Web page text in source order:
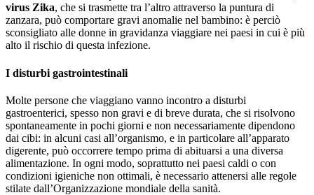
virus Zika, che si trasmette tra l’altro attraverso la puntura di
zanzara, può comportare gravi anomalie nel bambino: è perciò
sconsigliato alle donne in gravidanza viaggiare nei paesi in cui è più
alto il rischio di questa infezione.
I disturbi gastrointestinali
Molte persone che viaggiano vanno incontro a disturbi
gastroenterici, spesso non gravi e di breve durata, che si risolvono
spontaneamente in pochi giorni e non necessariamente dipendono
dai cibi: in alcuni casi all’organismo, e in particolare all’apparato
digerente, può occorrere tempo prima di abituarsi a una diversa
alimentazione. In ogni modo, soprattutto nei paesi caldi o con
condizioni igieniche non ottimali, è necessario attenersi alle regole
stilate dall’Organizzazione mondiale della sanità.